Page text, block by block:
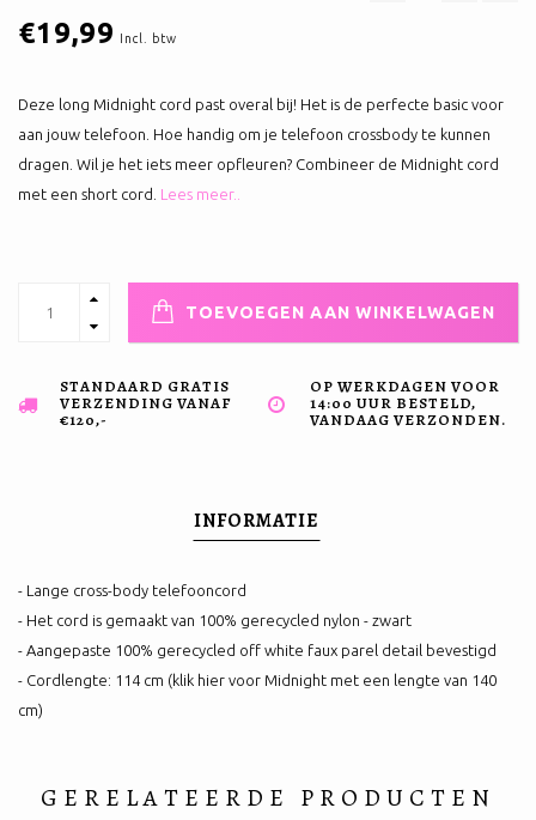
€19,99 Incl. btw
Deze long Midnight cord past overal bij! Het is de perfecte basic voor
aan jouw telefoon. Hoe handig om je telefoon crossbody te kunnen
dragen. Wil je het iets meer opfleuren? Combineer de Midnight cord
met een short cord. Lees meer..
TOEVOEGEN AAN WINKELWAGEN
STANDAARD GRATIS
VERZENDING VANAF
€120,-
OP WERKDAGEN VOOR
14:00 UUR BESTELD,
VANDAAG VERZONDEN.
INFORMATIE
- Lange cross-body telefooncord
- Het cord is gemaakt van 100% gerecycled nylon - zwart
- Aangepaste 100% gerecycled off white faux parel detail bevestigd
- Cordlengte: 114 cm (klik hier voor Midnight met een lengte van 140
cm)
GERELATEERDE PRODUCTEN